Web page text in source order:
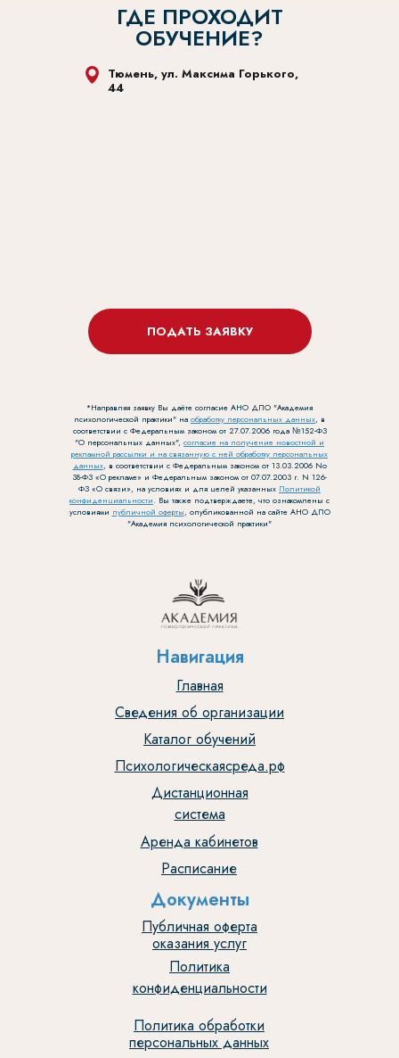
Тюмень, ул. Максима Горького,
44
ПОДАТЬ ЗАЯВКУ
ГДЕ ПРОХОДИТ
ОБУЧЕНИЕ?
*Направляя заявку Вы даёте согласие АНО ДПО "Академия
психологической практики" на обработку персональных данных, в
соответствии с Федеральным законом от 27.07.2006 года №152-ФЗ
"О персональных данных", согласие на получение новостной и
рекламной рассылки и на связанную с ней обработку персональных
данных, в соответствии с Федеральным законом от 13.03.2006 No
38-ФЗ «О рекламе» и Федеральным законом от 07.07.2003 г. N 126-
ФЗ «О связи», на условиях и для целей указанных Политикой
конфиденциальности. Вы также подтверждаете, что ознакомлены с
условиями публичной оферты, опубликованной на сайте АНО ДПО
"Академия психологической практики"
Публичная оферта
оказания услуг
Политика
конфиденциальности
Политика обработки
персональных данных
Документы
Расписание
Аренда кабинетов
Дистанционная
система
Психологическаясреда.рф
Каталог обучений
Сведения об организации
Главная
Навигация